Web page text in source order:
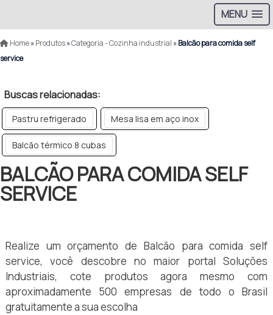
MENU
Home»Produtos»Categoria - Cozinha industrial »Balcão para comida self
service
Buscas relacionadas:
Pastru refrigerado Mesa lisa em aço inox
Balcão térmico 8 cubas
BALCÃO PARA COMIDA SELF
SERVICE
Realize um orçamento de Balcão para comida self
service, você descobre no maior portal Soluções
Industriais, cote produtos agora mesmo com
aproximadamente 500 empresas de todo o Brasil
gratuitamente a sua escolha